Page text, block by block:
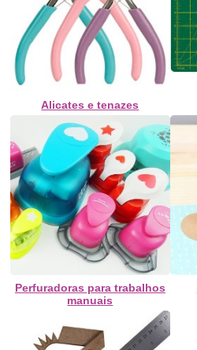
Alicates e tenazes
Perfuradoras para trabalhos
manuais